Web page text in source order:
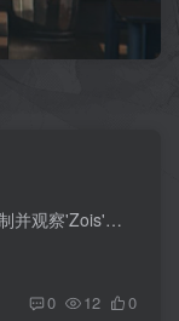
游戏介绍 「每段人生都是一则故事。」通过控制并观察'Zois'，你可以创造出一段属于你的，独一无二的人生。 利用 inZOI 易用的工具，可以自定义角色，建造房屋，在沉浸式的模拟体验中，过上梦想...
0 12 0